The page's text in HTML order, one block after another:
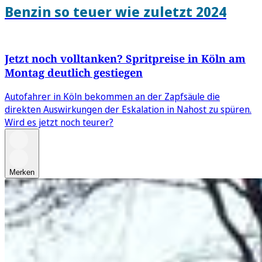
Benzin so teuer wie zuletzt 2024
Jetzt noch volltanken? Spritpreise in Köln am
Montag deutlich gestiegen
Autofahrer in Köln bekommen an der Zapfsäule die
direkten Auswirkungen der Eskalation in Nahost zu spüren.
Wird es jetzt noch teurer?
Merken